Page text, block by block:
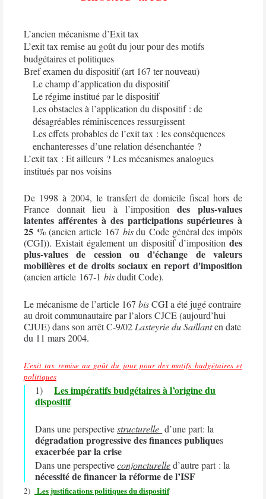
L’ancien mécanisme d’Exit tax
L’exit tax remise au goût du jour pour des motifs
budgétaires et politiques
Bref examen du dispositif(art 167 ter nouveau)
Le champ d’application du dispositif
Le régime institué par le dispositif
Les obstacles à l’application du dispositif : de
désagréables réminiscences ressurgissent
Les effets probables de l’exit tax : les conséquences
enchanteresses d’une relation désenchantée ?
L’exit tax : Et ailleurs ? Les mécanismes analogues
institués par nos voisins
De 1998 à 2004, le transfert de domicile fiscal hors de
France donnait lieu à l’impositiondes plus-values
latentes afférentes à des participations supérieures à
25 % (ancien article 167 bisdu Code général des impôts
(CGI)). Existait également un dispositif d’imposition des
plus-values de cession ou d'échange de valeurs
mobilières et de droits sociaux en report d'imposition
(ancien article 167‑1 bisdudit Code).
Le mécanisme de l’article 167 bisCGI a été jugé contraire
au droit communautaire par l’alors CJCE (aujourd’hui
CJUE) dans son arrêt C-9/02 Lasteyrie du Saillanten date
du 11 mars 2004.
L’exit tax remise au goût du jour pour des motifs budgétaires et
politiques
1)
Les impératifs budgétaires à l’origine du
dispositif
Dans une perspectivestructurelle d’une part: la
dégradation progressive des finances publiques
exacerbée par la crise
Dans une perspectiveconjoncturelled’autre part : la
nécessité de financer la réforme de l’ISF
2) Les justifications politiques du dispositif